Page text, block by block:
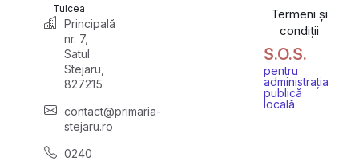
Tulcea
Principală
nr. 7,
Satul
Stejaru,
827215
contact@primaria-
stejaru.ro
0240
Termeni și
condiții
S.O.S.
pentru
administrația
publică
locală